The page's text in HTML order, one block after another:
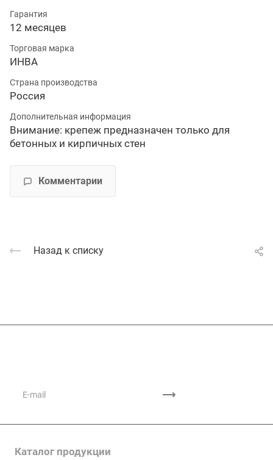
Гарантия
12 месяцев
Торговая марка
ИНВА
Страна производства
Россия
Дополнительная информация
Внимание: крепеж предназначен только для
бетонных и кирпичных стен
Комментарии
Назад к списку
Каталог продукции